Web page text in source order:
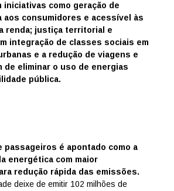
iniciativas como geração de
aos consumidores e acessível às
renda; justiça territorial e
integração de classes sociais em
e a redução de viagens e
de eliminar o uso de energias
pública.
passageiros é apontado como a
energética com maior
redução rápida das emissões.
deixe de emitir 102 milhões de